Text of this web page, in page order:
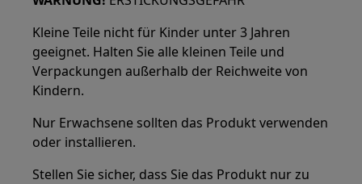
Kleine Teile nicht für Kinder unter 3 Jahren
geeignet. Halten Sie alle kleinen Teile und
Verpackungen außerhalb der Reichweite von
Kindern.
Nur Erwachsene sollten das Produkt verwenden
oder installieren.
Stellen Sie sicher, dass Sie das Produkt nur zu